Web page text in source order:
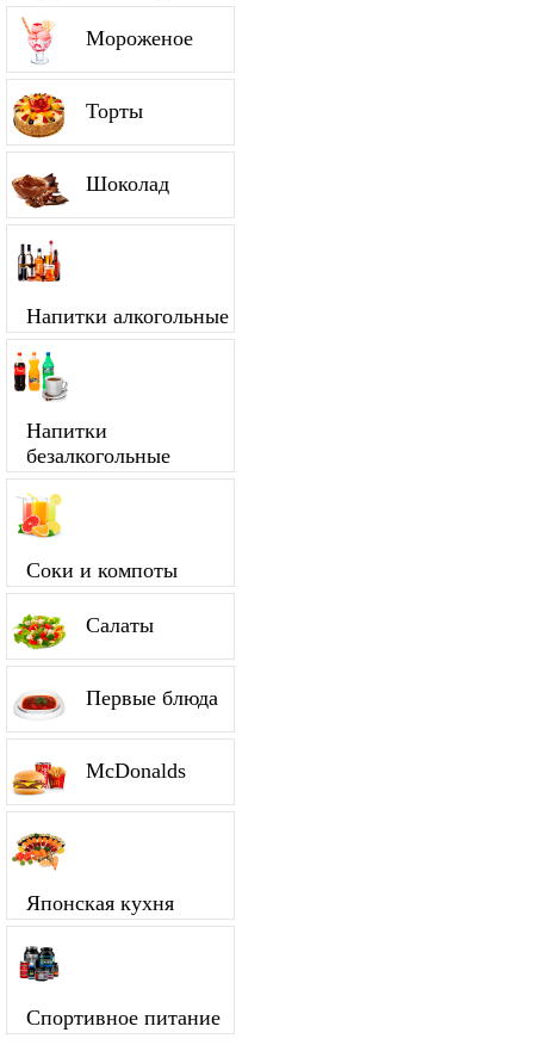
Мороженое
Торты
Шоколад
Напитки алкогольные
Напитки
безалкогольные
Соки и компоты
Салаты
Первые блюда
McDonalds
Японская кухня
Спортивное питание